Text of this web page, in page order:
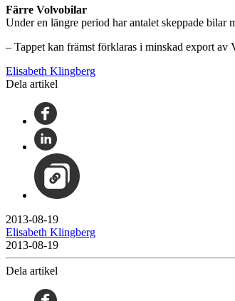
Färre Volvobilar
Under en längre period har antalet skeppade bilar
– Tappet kan främst förklaras i minskad export
Elisabeth Klingberg
Dela artikel
2013-08-19
Elisabeth Klingberg
2013-08-19
Dela artikel